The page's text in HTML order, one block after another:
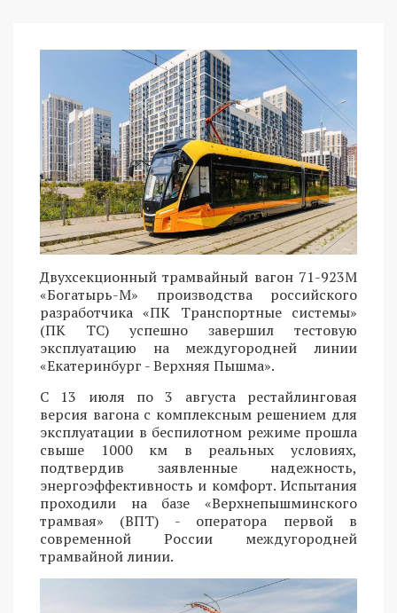
Двухсекционный трамвайный вагон 71-923М
«Богатырь-М» производства российского
разработчика «ПК Транспортные системы»
(ПК ТС) успешно завершил тестовую
эксплуатацию на междугородней линии
«Екатеринбург - Верхняя Пышма».
С 13 июля по 3 августа рестайлинговая
версия вагона с комплексным решением для
эксплуатации в беспилотном режиме прошла
свыше 1000 км в реальных условиях,
подтвердив заявленные надежность,
энергоэффективность и комфорт. Испытания
проходили на базе «Верхнепышминского
трамвая» (ВПТ) - оператора первой в
современной России междугородней
трамвайной линии.